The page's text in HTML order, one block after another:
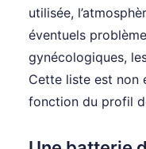
utilisée,
éventuels
gynécologiques,
Cette liste est non
fonction du profil